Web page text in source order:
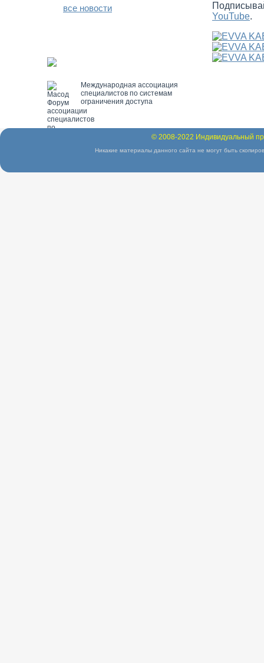
все новости
Международная ассоциация
специалистов по системам
ограничения доступа
YouTube.
© 2008-2022 Индивидуальный
Никакие материалы данного сайта не могут быть